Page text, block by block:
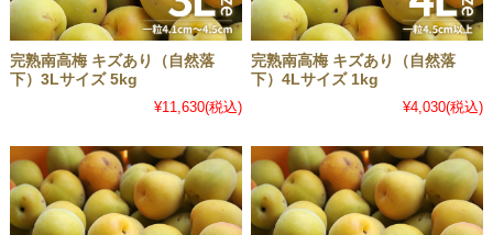
完熟南高梅 キズあり（自然落
下）3Lサイズ 5kg
¥11,630(税込)
完熟南高梅 キズあり（自然落
下）4Lサイズ 1kg
¥4,030(税込)